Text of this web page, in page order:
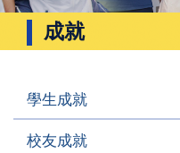
成就
學生成就
校友成就